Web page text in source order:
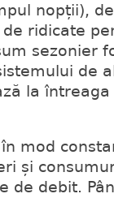
nopții),
ridicate
sezonier
de
la
mod
și
de debit.